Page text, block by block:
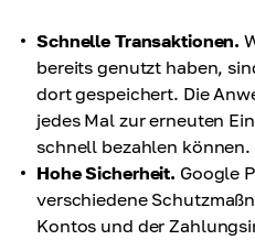
Schnelle Transaktionen.
bereits genutzt haben,
dort gespeichert. Die
jedes Mal zur erneuten
schnell bezahlen können.
Hohe Sicherheit. Google
verschiedene
Kontos und der